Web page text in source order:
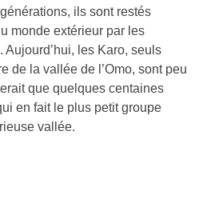
ils sont restés
monde extérieur par les
Aujourd’hui, les Karo, seuls
de la vallée de l’Omo, sont peu
que quelques centaines
en fait le plus petit groupe
vallée.